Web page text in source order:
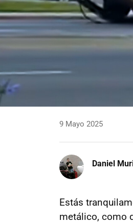
9 Mayo 2025
Daniel
Estás
metálico, como